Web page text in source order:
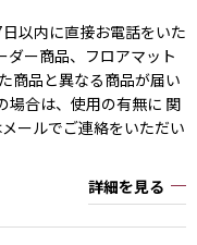
以内に直接お電話をいた
ダー商品、フロアマット
商品と異なる商品が届い
場合は、使用の有無に 関
ールでご連絡をいただい
詳細を見る